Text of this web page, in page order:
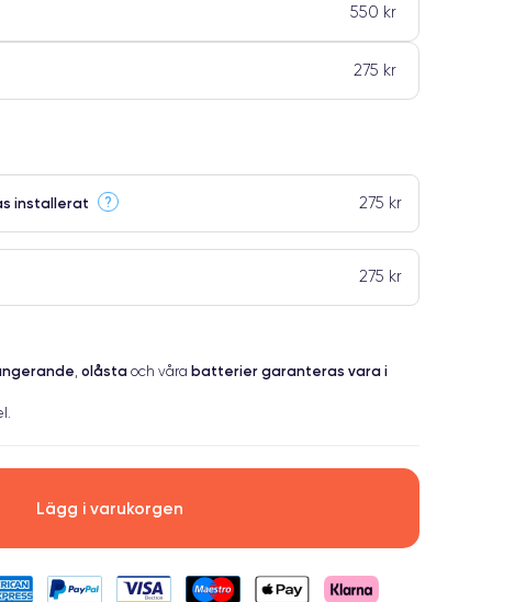
550 kr
275 kr
installerat ? 275 kr
275 kr
, olåsta och våra batterier garanteras vara i
Lägg i varukorgen